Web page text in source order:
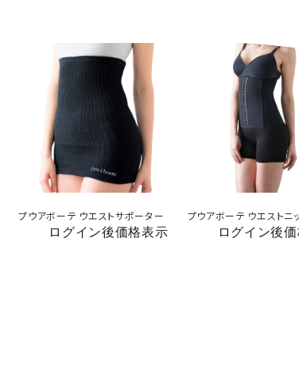
プウアボーテ ウエストサポーター
ログイン後価格表示
プウアボーテ ウエストニ
ログイン後